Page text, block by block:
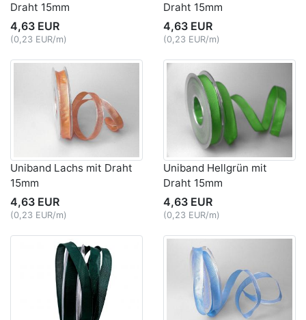
Draht 15mm
4,63 EUR
(0,23 EUR/m)
Draht 15mm
4,63 EUR
(0,23 EUR/m)
Uniband Lachs mit Draht
15mm
4,63 EUR
(0,23 EUR/m)
Uniband Hellgrün mit
Draht 15mm
4,63 EUR
(0,23 EUR/m)